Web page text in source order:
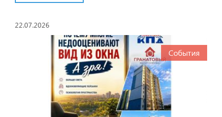
22.07.2026
События